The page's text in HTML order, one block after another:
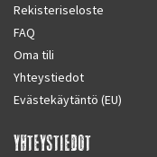
Rekisteriseloste
FAQ
Oma tili
Yhteystiedot
Evästekäytäntö (EU)
YHTEYSTIEDOT